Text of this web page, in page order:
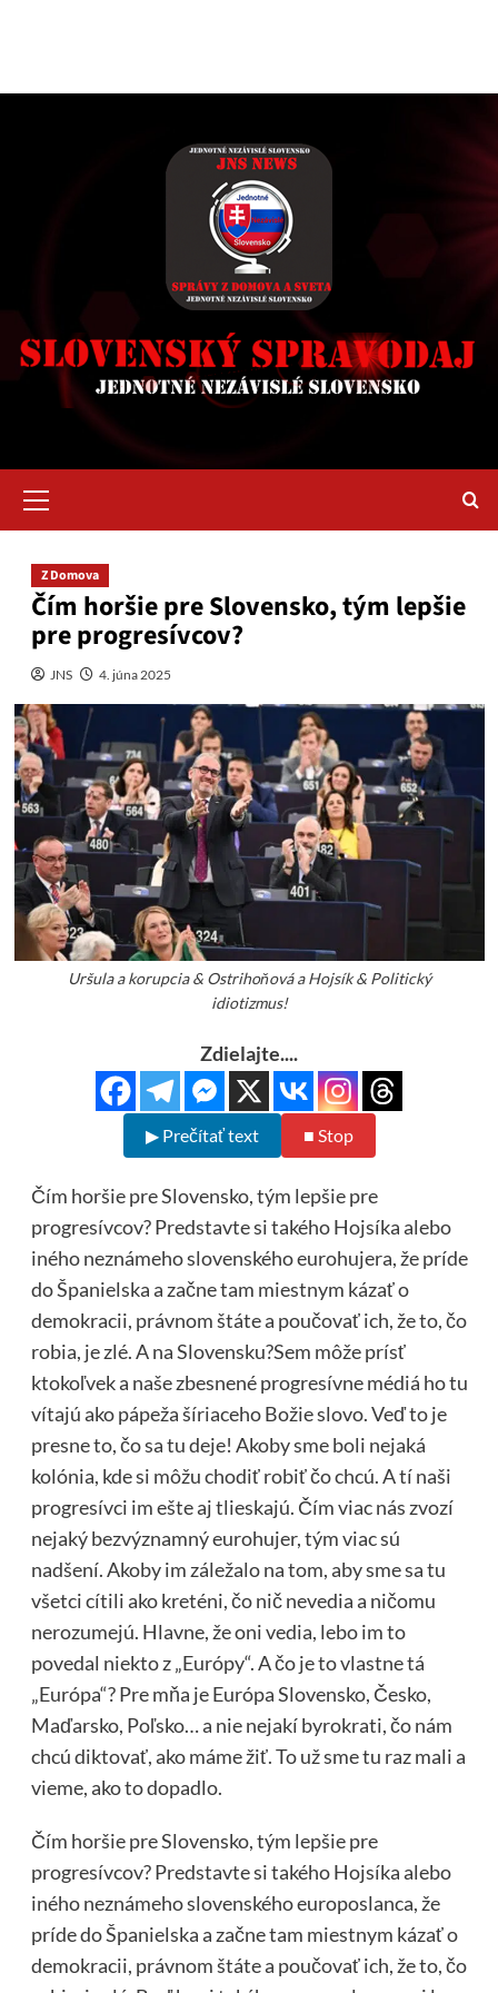
Menu
Z Domova
Čím horšie pre Slovensko, tým lepšie
pre progresívcov?
JNS 4. júna 2025
Uršula a korupcia & Ostrihoňová a Hojsík & Politický
idiotizmus!
Zdielajte....
▶ Prečítať text ■ Stop
Čím horšie pre Slovensko, tým lepšie pre
progresívcov? Predstavte si takého Hojsíka alebo
iného neznámeho slovenského eurohujera, že príde
do Španielska a začne tam miestnym kázať o
demokracii, právnom štáte a poučovať ich, že to, čo
robia, je zlé. A na Slovensku?Sem môže prísť
ktokoľvek a naše zbesnené progresívne médiá ho tu
vítajú ako pápeža šíriaceho Božie slovo. Veď to je
presne to, čo sa tu deje! Akoby sme boli nejaká
kolónia, kde si môžu chodiť robiť čo chcú. A tí naši
progresívci im ešte aj tlieskajú. Čím viac nás zvozí
nejaký bezvýznamný eurohujer, tým viac sú
nadšení. Akoby im záležalo na tom, aby sme sa tu
všetci cítili ako kreténi, čo nič nevedia a ničomu
nerozumejú. Hlavne, že oni vedia, lebo im to
povedal niekto z „Európy“. A čo je to vlastne tá
„Európa“? Pre mňa je Európa Slovensko, Česko,
Maďarsko, Poľsko… a nie nejakí byrokrati, čo nám
chcú diktovať, ako máme žiť. To už sme tu raz mali a
vieme, ako to dopadlo.
Čím horšie pre Slovensko, tým lepšie pre
progresívcov? Predstavte si takého Hojsíka alebo
iného neznámeho slovenského europoslanca, že
príde do Španielska a začne tam miestnym kázať o
demokracii, právnom štáte a poučovať ich, že to, čo